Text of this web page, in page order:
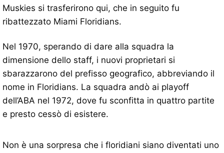
Muskies si trasferirono qui, che in seguito fu
ribattezzato Miami Floridians.
Nel 1970, sperando di dare alla squadra la
dimensione dello staff, i nuovi proprietari si
sbarazzarono del prefisso geografico, abbreviando il
nome in Floridians. La squadra andò ai playoff
dell’ABA nel 1972, dove fu sconfitta in quattro partite
e presto cessò di esistere.
Non è una sorpresa che i floridiani siano diventati uno